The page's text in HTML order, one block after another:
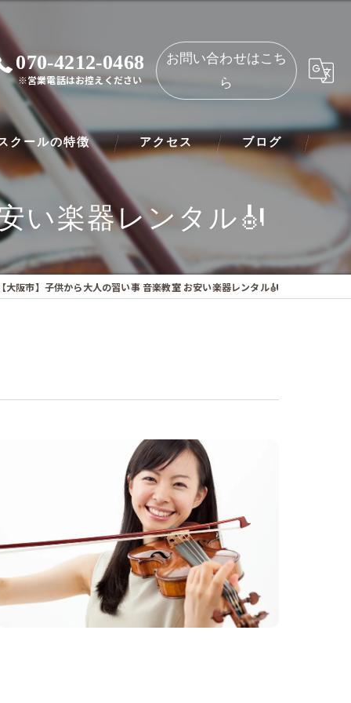
070-4212-0468
※営業電話はお控えください
お問い合わせはこち
ら
クールの特徴
ト
ネット
アクセス
NAOMIミュージックスクール 都島教室
NAOMIミュージックスクール 守口教室
ブログ
い楽器レンタル🎻
【大阪市】子供から大人の習い事 音楽教室 お安い楽器レンタル🎻